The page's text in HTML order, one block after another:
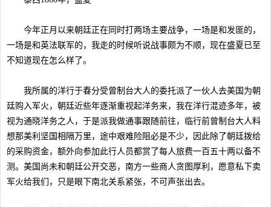
今年正月以来朝廷正在同时打两场主要战争，一场是和发匪的，
一场是和英法联军的，我走的时候听说战事颇为不顺，现在盛夏已至
不知道现在怎么样了。
我所属的洋行于春分受曾制台大人的委托派了一伙人去美国为朝
廷购入军火，朝廷近些年逐渐重视起洋务来，我在洋行混迹多年，被
视为通晓洋务之人，于是派我做通事跟随前往，临行前曾制台大人料
想那美利坚国相隔万里，途中艰难险阻必是不少，因此除了朝廷拨给
的采购资金，额外向参加此行人员都赏了每人旅费一百五十两以备不
测。美国尚未和朝廷公开交恶，南方一些商人贪图厚利，愿意私下卖
军火给我们，只是眼下南北关系紧张，不可声张出去。